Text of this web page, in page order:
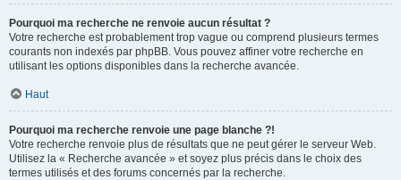
Pourquoi ma recherche ne renvoie aucun résultat ?
Votre recherche est probablement trop vague ou comprend plusieurs termes
courants non indexés par phpBB. Vous pouvez affiner votre recherche en
utilisant les options disponibles dans la recherche avancée.
Haut
Pourquoi ma recherche renvoie une page blanche ?!
Votre recherche renvoie plus de résultats que ne peut gérer le serveur Web.
Utilisez la « Recherche avancée » et soyez plus précis dans le choix des
termes utilisés et des forums concernés par la recherche.